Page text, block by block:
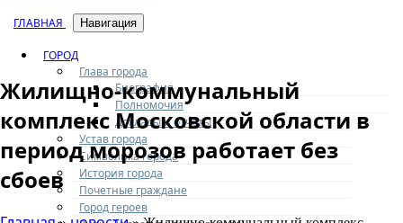
ГЛАВНАЯ Навигация
ГОРОД
Глава города
Биография
Полномочия
Доклады и отчеты
Устав города
Символика города
История города
Почетные граждане
Город героев
Жилищно-коммунальный
комплекс Московской области в
период морозов работает без
сбоев